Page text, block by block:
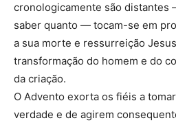
cronologicamente são distantes
saber quanto — tocam-se em
a sua morte e ressurreição
transformação do homem e do
da criação.
O Advento exorta os fiéis a
verdade e de agirem